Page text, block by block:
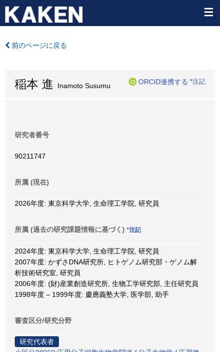
前のページに戻る
稲本 進 Inamoto Susumu
ORCID連携する *注記
研究者番号
90211747
所属 (現在)
2026年度: 東京科学大学, 生命理工学院, 研究員
所属 (過去の研究課題情報に基づく) *注記
2024年度: 東京科学大学, 生命理工学院, 研究員
2007年度: かずさDNA研究所, ヒトゲノム研究部・ゲノム解
析技術研究室, 研究員
2006年度: (財)産業創造研究所, 生物工学研究部, 主任研究員
1998年度 – 1999年度: 慶應義塾大学, 医学部, 助手
審査区分/研究分野
研究代表者